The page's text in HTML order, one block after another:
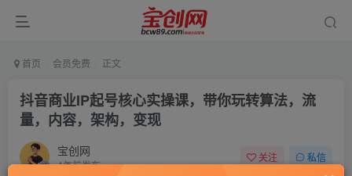
首页 会员免费 正文
抖音商业IP起号核心实操课，带你玩转算法，流
量，内容，架构，变现
宝创网
4年前发布
关注 私信